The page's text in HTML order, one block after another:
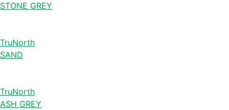
STONE GREY
TruNorth
SAND
TruNorth
ASH GREY